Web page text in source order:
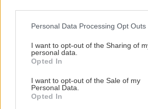
Please note that this website/app uses
not limited to your visit or usage
grant or deny consent to Google and its
use your data for below specified
consent section.
Personal Data Processing Opt Outs
I want to opt-out of the Sharing of
personal data.
Opted In
I want to opt-out of the Sale of my
Personal Data.
Opted In
Nemusí to byť len
levanduľa! 7 fialových
vašu záhradu